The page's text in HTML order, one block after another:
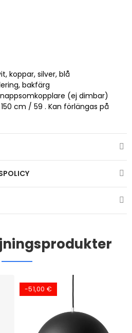
koppar, silver, blå
bakfärg
(ej dimbar)
cm / 59 . Kan förlängas på
-51,00 €